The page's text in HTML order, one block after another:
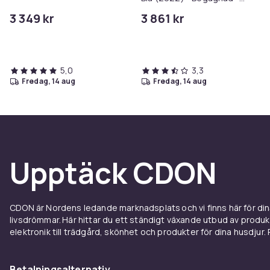
3 349 kr
5,0
fredag, 14 aug
3 861 kr
3,3
fredag, 14 aug
Upptäck CDON
CDON är Nordens ledande marknadsplats och vi finns här för
livsdrömmar. Här hittar du ett ständigt växande utbud av
elektronik till trädgård, skönhet och produkter för dina husdjur.